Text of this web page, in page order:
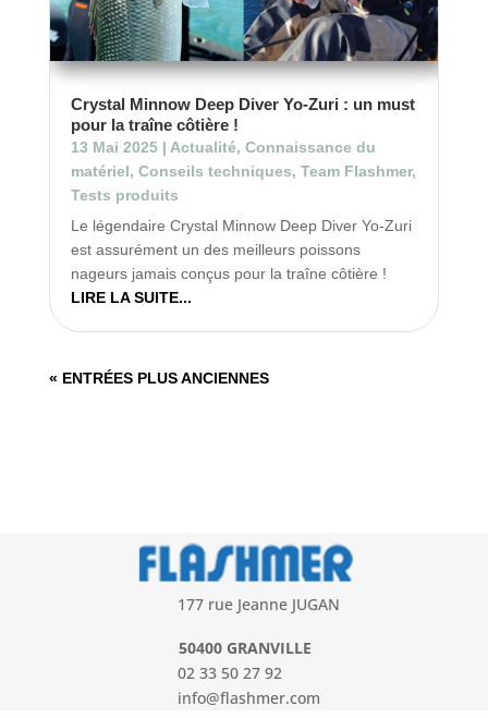
Crystal Minnow Deep Diver Yo-Zuri : un must
pour la traîne côtière !
13 Mai 2025| Actualité, Connaissance du
matériel, Conseils techniques, Team Flashmer,
Tests produits
Le légendaire Crystal Minnow Deep Diver Yo-Zuri
est assurément un des meilleurs poissons
nageurs jamais conçus pour la traîne côtière !
LIRE LA SUITE...
« ENTRÉES PLUS ANCIENNES
177 rue Jeanne JUGAN
50400 GRANVILLE
02 33 50 27 92
info@flashmer.com